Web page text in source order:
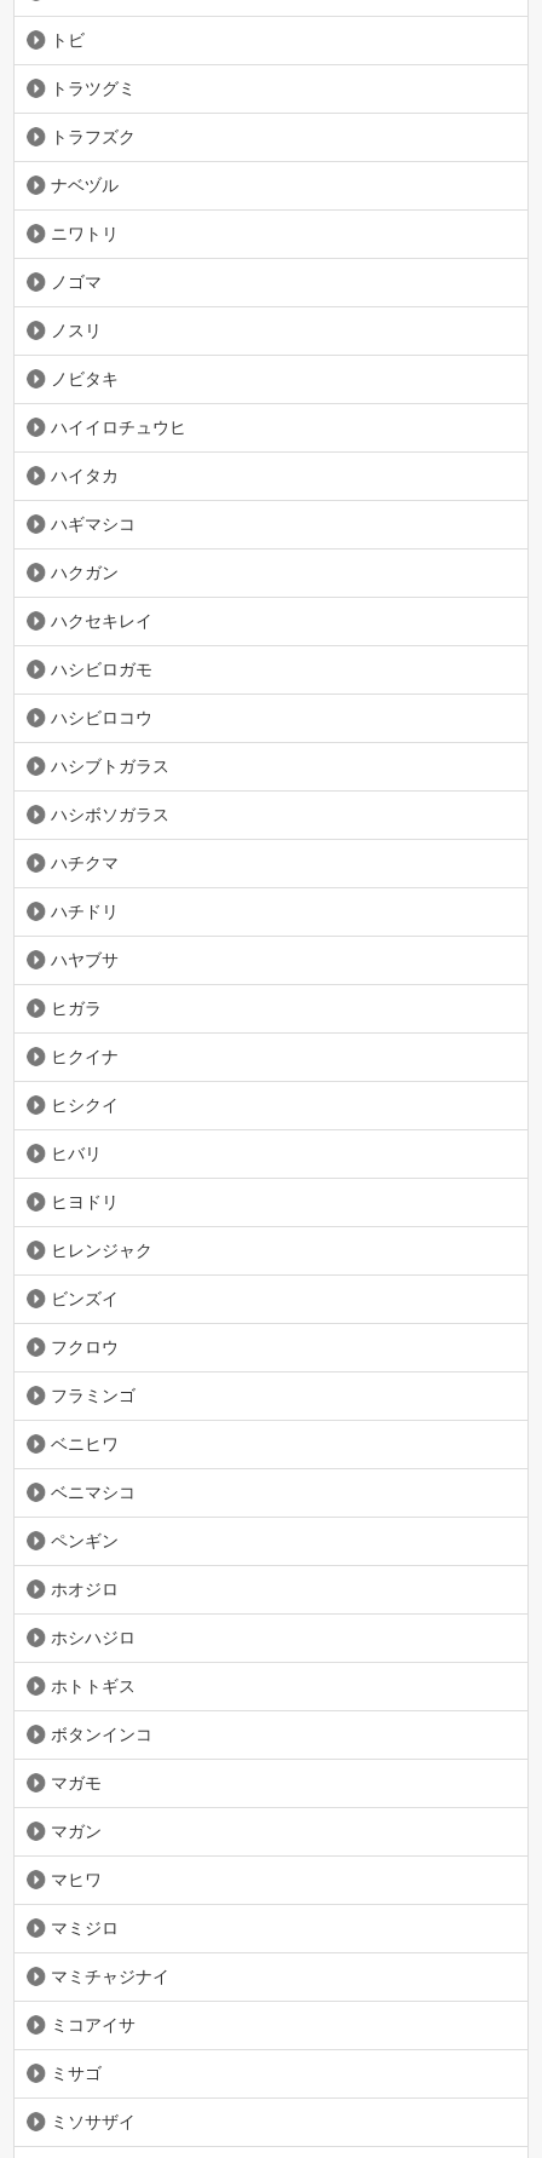
トビ
トラツグミ
トラフズク
ナベヅル
ニワトリ
ノゴマ
ノスリ
ノビタキ
ハイイロチュウヒ
ハイタカ
ハギマシコ
ハクガン
ハクセキレイ
ハシビロガモ
ハシビロコウ
ハシブトガラス
ハシボソガラス
ハチクマ
ハチドリ
ハヤブサ
ヒガラ
ヒクイナ
ヒシクイ
ヒバリ
ヒヨドリ
ヒレンジャク
ビンズイ
フクロウ
フラミンゴ
ベニヒワ
ベニマシコ
ペンギン
ホオジロ
ホシハジロ
ホトトギス
ボタンインコ
マガモ
マガン
マヒワ
マミジロ
マミチャジナイ
ミコアイサ
ミサゴ
ミソサザイ